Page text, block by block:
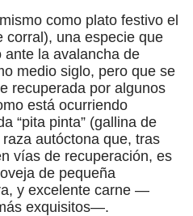
como plato festivo el
corral), una especie que
la avalancha de
medio siglo, pero que se
recuperada por algunos
está ocurriendo
“pita pinta” (gallina de
autóctona que, tras
vías de recuperación, es
de pequeña
y excelente carne —
exquisitos—.